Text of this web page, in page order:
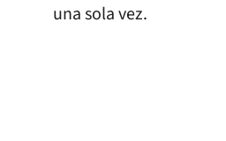
una sola vez.